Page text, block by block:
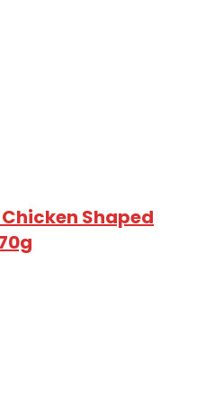
Shaped